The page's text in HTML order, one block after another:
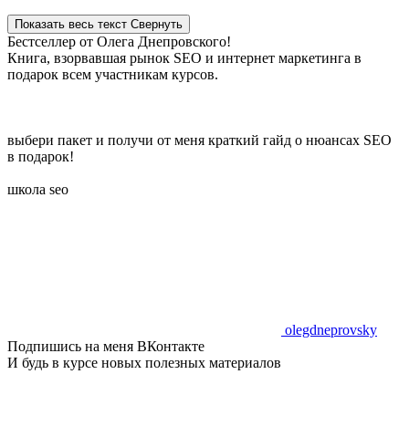
Показать весь текст Свернуть
Бестселлер от Олега Днепровского!
Книга, взорвавшая рынок SEO и интернет маркетинга в
подарок всем участникам курсов.
выбери пакет и получи от меня краткий гайд о нюансах SEO
в подарок!
школа seo
olegdneprovsky
Подпишись на меня ВКонтакте
И будь в курсе новых полезных материалов